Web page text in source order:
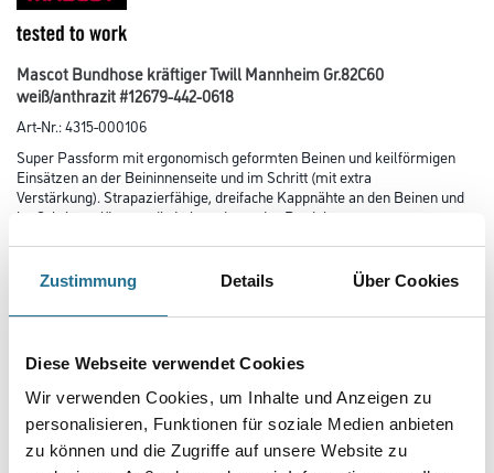
Zustimmung Details Über Cookies
Diese Webseite verwendet Cookies
Wir verwenden Cookies, um Inhalte und Anzeigen zu
personalisieren, Funktionen für soziale Medien anbieten
zu können und die Zugriffe auf unsere Website zu
Mascot Bundhose kräftiger Twill Mannheim Gr.82C60
weiß/anthrazit #12679-442-0618
Art-Nr.:4315-000106
Super Passform mit ergonomisch geformten Beinen und keilförmigen
Einsätzen an der Beininnenseite und im Schritt (mit extra
Verstärkung). Strapazierfähige, dreifache Kappnähte an den Beinen und
im Schritt verlängern die Lebensdauer des Produktes.
und Patte, damit sich kein Schmutz sammelt. Verbesserte Sichtbarkeit für
das Umfeld mit Hilfe von Reflexeffekten. Zertifiziert
für die Verwendung zusammen mit dem MASCOT-Kniepolstertyp SHORT